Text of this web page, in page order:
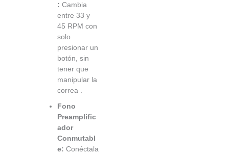
: Cambia
entre 33 y
45 RPM con
solo
presionar un
botón, sin
tener que
manipular la
correa .
Fono
Preamplific
ador
Conmutabl
e: Conéctala